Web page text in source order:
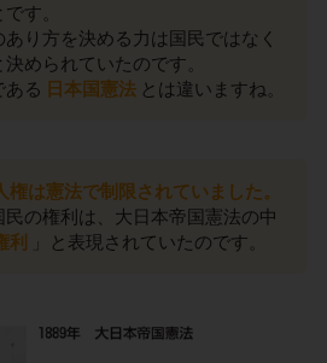
す。
り方を決める力は国民ではなく
められていたのです。
ある 日本国憲法 とは違いますね。
権は憲法で制限されていました。
民の権利は、大日本帝国憲法の中
利 」と表現されていたのです。